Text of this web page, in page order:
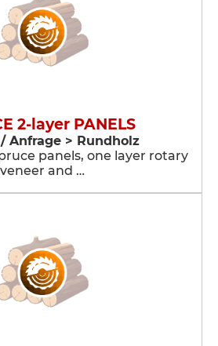
2-layer PANELS
Anfrage > Rundholz
panels, one layer rotary
veneer and …